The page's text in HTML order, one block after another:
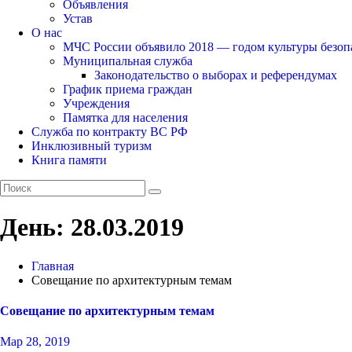
Объявления
Устав
О нас
МЧС России объявило 2018 — годом культуры
Муниципальная служба
Законодательство о выборах и референдумах
График приема граждан
Учреждения
Памятка для населения
Служба по контракту ВС РФ
Инклюзивный туризм
Книга памяти
День: 28.03.2019
Главная
Совещание по архитектурным темам
Совещание по архитектурным темам
Мар 28, 2019